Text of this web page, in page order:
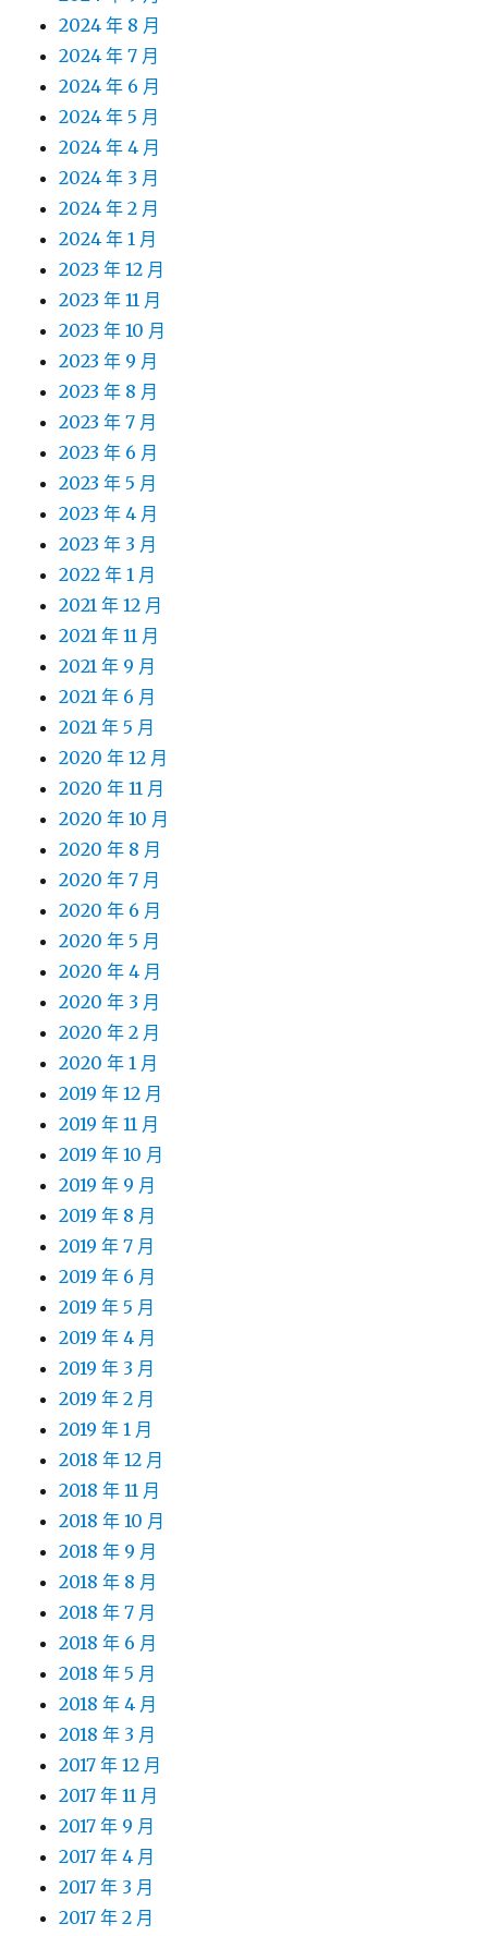
2024 年 8 月
2024 年 7 月
2024 年 6 月
2024 年 5 月
2024 年 4 月
2024 年 3 月
2024 年 2 月
2024 年 1 月
2023 年 12 月
2023 年 11 月
2023 年 10 月
2023 年 9 月
2023 年 8 月
2023 年 7 月
2023 年 6 月
2023 年 5 月
2023 年 4 月
2023 年 3 月
2022 年 1 月
2021 年 12 月
2021 年 11 月
2021 年 9 月
2021 年 6 月
2021 年 5 月
2020 年 12 月
2020 年 11 月
2020 年 10 月
2020 年 8 月
2020 年 7 月
2020 年 6 月
2020 年 5 月
2020 年 4 月
2020 年 3 月
2020 年 2 月
2020 年 1 月
2019 年 12 月
2019 年 11 月
2019 年 10 月
2019 年 9 月
2019 年 8 月
2019 年 7 月
2019 年 6 月
2019 年 5 月
2019 年 4 月
2019 年 3 月
2019 年 2 月
2019 年 1 月
2018 年 12 月
2018 年 11 月
2018 年 10 月
2018 年 9 月
2018 年 8 月
2018 年 7 月
2018 年 6 月
2018 年 5 月
2018 年 4 月
2018 年 3 月
2017 年 12 月
2017 年 11 月
2017 年 9 月
2017 年 4 月
2017 年 3 月
2017 年 2 月